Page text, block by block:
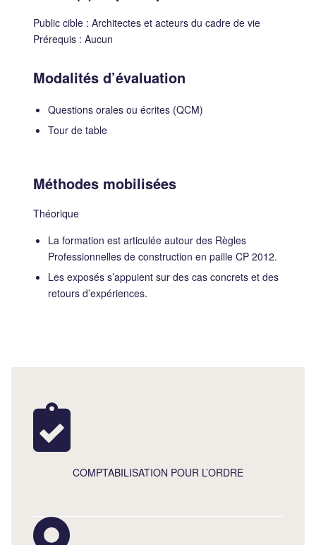
Public cible : Architectes et acteurs du cadre de vie
Prérequis : Aucun
Modalités d’évaluation
Questions orales ou écrites (QCM)
Tour de table
Méthodes mobilisées
Théorique
La formation est articulée autour des Règles
Professionnelles de construction en paille CP 2012.
Les exposés s’appuient sur des cas concrets et des
retours d’expériences.
COMPTABILISATION POUR L’ORDRE